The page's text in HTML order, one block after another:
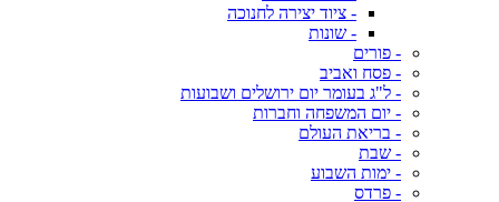
- ציוד יצירה לחנוכה
- שונות
- פורים
- פסח ואביב
- ל"ג בעומר יום ירושלים ושבועות
- יום המשפחה וחברות
- בריאת העולם
- שבת
- ימות השבוע
- פרדס